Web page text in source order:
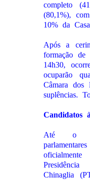
completo
(80,1%),
10% da
Após a
formação de
14h30,
ocuparão
Câmara dos
suplências.
Candidatos
Até o
oficialmente
Chinaglia